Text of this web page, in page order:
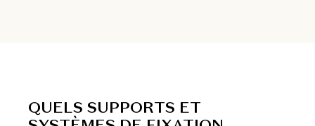
QUELS SUPPORTS ET